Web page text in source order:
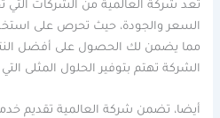
تعد شركة العالمية من الشركات التي
السعر والجودة، حيث تحرص على
مما يضمن لك الحصول على أفضل
الشركة تهتم بتوفير الحلول المثلى
أيضا، تضمن شركة العالمية تقديم